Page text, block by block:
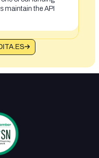
maintain the API